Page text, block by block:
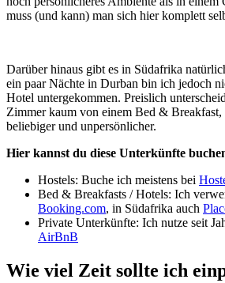
muss (und kann) man sich hier komplett
Darüber hinaus gibt es in Südafrika
ein paar Nächte in Durban bin ich jedoch
Hotel untergekommen. Preislich
Zimmer kaum von einem Bed & Breakfast,
beliebiger und unpersönlicher.
Hier kannst du diese Unterkünfte
Hostels: Buche ich meistens bei
Bed & Breakfasts / Hotels: Ich
Booking.com, in Südafrika auch
Private Unterkünfte: Ich nutze seit
AirBnB
Wie viel Zeit sollte ich